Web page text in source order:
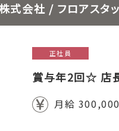
式会社 / フロアスタッ
正社員
賞与年2回☆ 店長
月給